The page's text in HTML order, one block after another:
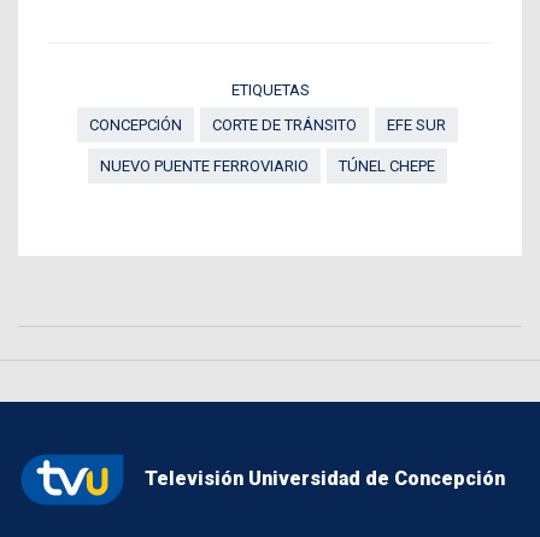
ETIQUETAS
CONCEPCIÓN
CORTE DE TRÁNSITO EFE SUR
NUEVO PUENTE FERROVIARIO TÚNEL CHEPE
Televisión Universidad de Concepción